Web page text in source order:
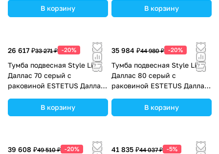
В корзину
В корзину
26 617 ₽33 271 ₽ -20%
Тумба подвесная Style Line
Даллас 70 серый с
раковиной ESTETUS Даллас
В корзину
35 984 ₽44 980 ₽ -20%
Тумба подвесная Style Line
Даллас 80 серый с
раковиной ESTETUS Даллас
В корзину
39 608 ₽49 510 ₽ -20% 41 835 ₽44 037 ₽ -5%